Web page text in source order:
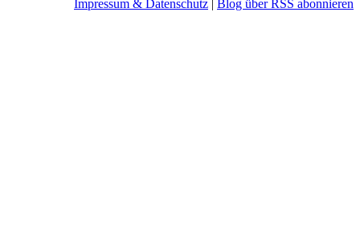
Impressum & Datenschutz | Blog über RSS abonnieren